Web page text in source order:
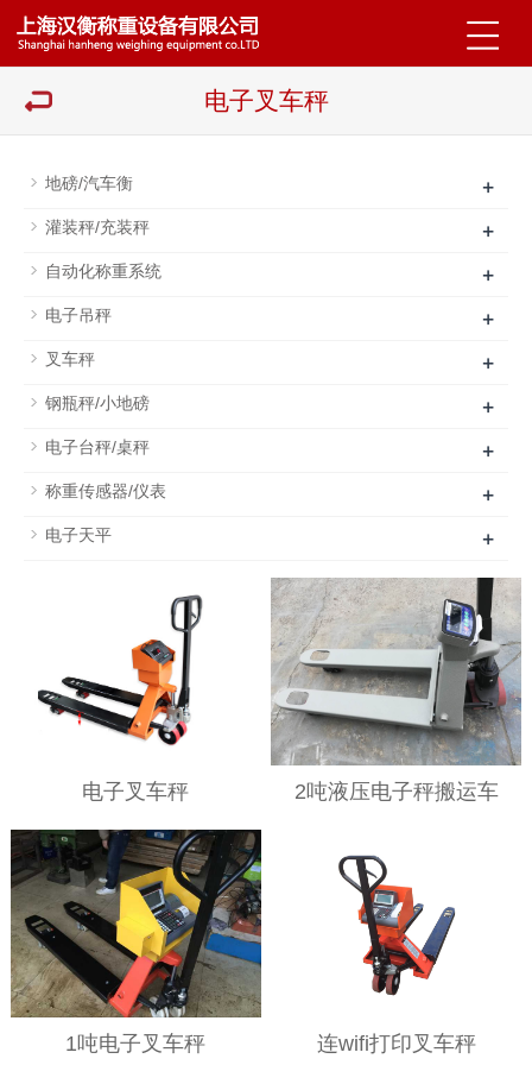
电子叉车秤
地磅/汽车衡 +
灌装秤/充装秤 +
自动化称重系统 +
电子吊秤 +
叉车秤 +
钢瓶秤/小地磅 +
电子台秤/桌秤 +
称重传感器/仪表 +
电子天平 +
电子叉车秤 2吨液压电子秤搬运车
1吨电子叉车秤 连wifi打印叉车秤